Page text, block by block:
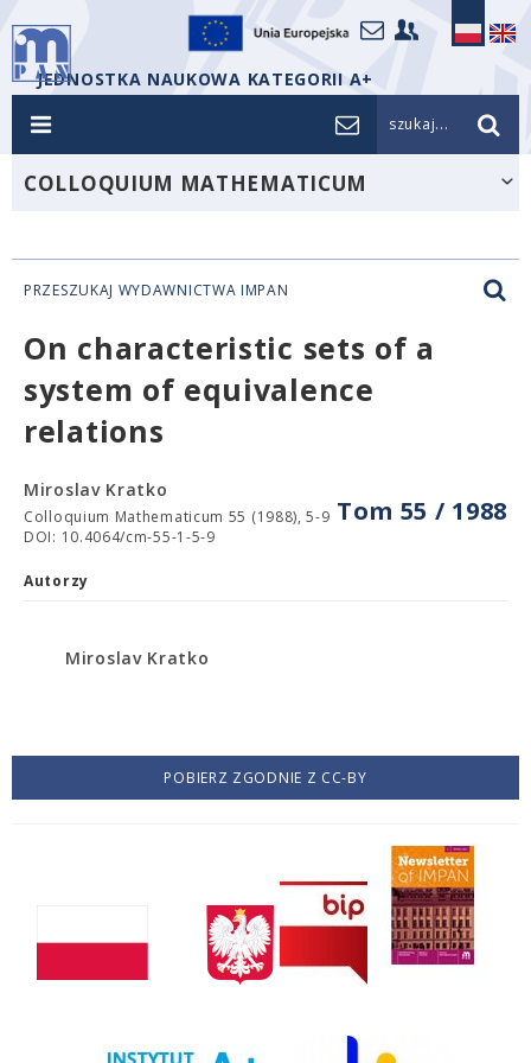
JEDNOSTKA NAUKOWA KATEGORII A+
szukaj...
COLLOQUIUM MATHEMATICUM
PRZESZUKAJ WYDAWNICTWA IMPAN
On characteristic sets of a
system of equivalence
relations
Tom 55 / 1988
Miroslav Kratko
Colloquium Mathematicum 55 (1988), 5-9
DOI: 10.4064/cm-55-1-5-9
Autorzy
Miroslav Kratko
POBIERZ ZGODNIE Z CC-BY